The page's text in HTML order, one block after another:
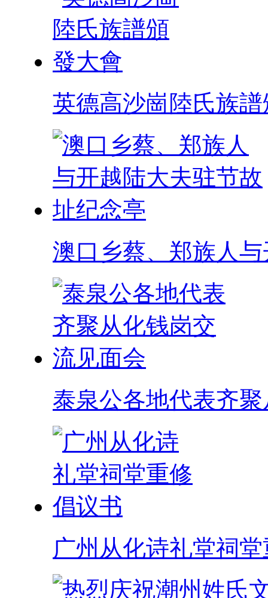
英德高沙崗陸氏族
澳口乡蔡、郑族人
泰泉公各地代表齐
广州从化诗礼堂祠